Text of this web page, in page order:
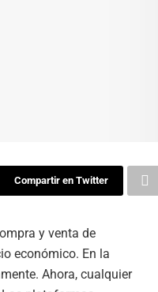
Compartir en Twitter
y venta de
económico. En la
Ahora, cualquier